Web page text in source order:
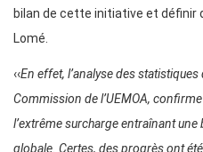
bilan de cette initiative et définir
Lomé.
‹‹En effet, l’analyse des
Commission de l’UEMOA,
l’extrême surcharge entraînant
globale. Certes, des progrès ont